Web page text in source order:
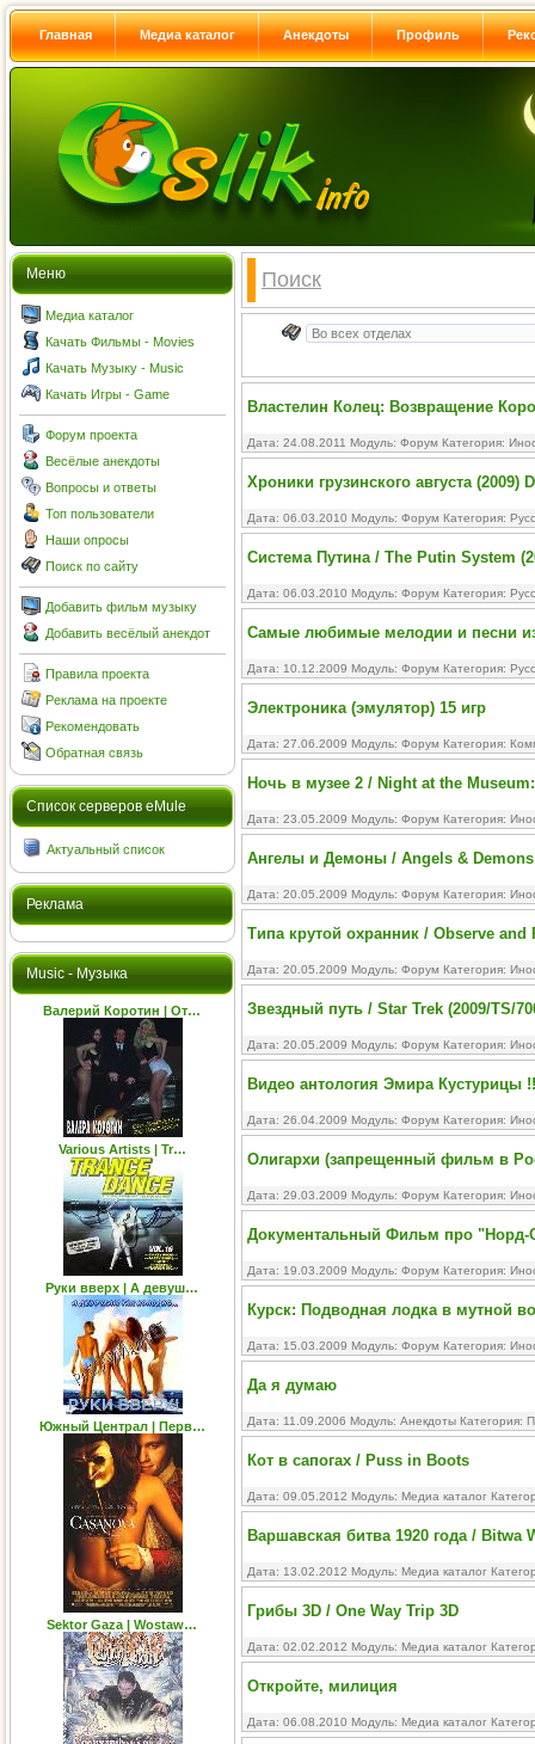
Главная Медиа каталог Анекдоты Профиль
Меню
Медиа каталог
Качать Фильмы - Movies
Качать Музыку - Music
Качать Игры - Game
Форум проекта
Весёлые анекдоты
Вопросы и ответы
Топ пользователи
Наши опросы
Поиск по сайту
Добавить фильм музыку
Добавить весёлый анекдот
Правила проекта
Реклама на проекте
Рекомендовать
Обратная связь
Cписок серверов eMule
Актуальный список
Реклама
Music - Музыка
Валерий Коротин | От…
Various Artists | Tr…
Руки вверх | А девуш…
Южный Централ | Перв…
Sektor Gaza | Wostaw…
Поиск
Властелин Колец: Возвращение
Дата: 24.08.2011 Модуль: Форум Категория:
Хроники грузинского августа (2009)
Дата: 06.03.2010 Модуль: Форум Категория:
Система Путина / The Putin System
Дата: 06.03.2010 Модуль: Форум Категория:
Самые любимые мелодии и песни
Дата: 10.12.2009 Модуль: Форум Категория:
Электроника (эмулятор) 15 игр
Дата: 27.06.2009 Модуль: Форум Категория:
Ночь в музее 2 / Night at the
Дата: 23.05.2009 Модуль: Форум Категория:
Ангелы и Демоны / Angels & Demons
Дата: 20.05.2009 Модуль: Форум Категория:
Типа крутой охранник / Observe and
Дата: 20.05.2009 Модуль: Форум Категория:
Звездный путь / Star Trek (2009/TS/
Дата: 20.05.2009 Модуль: Форум Категория:
Видео антология Эмира Кустурицы !!
Дата: 26.04.2009 Модуль: Форум Категория:
Олигархи (запрещенный фильм в
Дата: 29.03.2009 Модуль: Форум Категория:
Документальный Фильм про "Норд-
Дата: 19.03.2009 Модуль: Форум Категория:
Курск: Подводная лодка в мутной
Дата: 15.03.2009 Модуль: Форум Категория:
Да я думаю
Дата: 11.09.2006 Модуль: Анекдоты Категория:
Кот в сапогах / Puss in Boots
Дата: 09.05.2012 Модуль: Медиа каталог
Варшавская битва 1920 года / Bitwa
Дата: 13.02.2012 Модуль: Медиа каталог
Грибы 3D / One Way Trip 3D
Дата: 02.02.2012 Модуль: Медиа каталог
Откройте, милиция
Дата: 06.08.2010 Модуль: Медиа каталог